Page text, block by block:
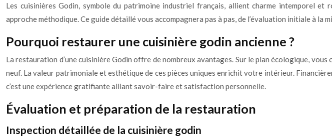
Les cuisinières Godin, symbole du patrimoine industriel français, allient charme intemporel
approche méthodique. Ce guide détaillé vous accompagnera pas à pas, de l’évaluation initiale à
Pourquoi restaurer une cuisinière godin ancienne ?
La restauration d’une cuisinière Godin offre de nombreux avantages. Sur le plan écologique,
neuf. La valeur patrimoniale et esthétique de ces pièces uniques enrichit votre intérieur.
c’est une expérience gratifiante alliant savoir-faire et satisfaction personnelle.
Évaluation et préparation de la restauration
Inspection détaillée de la cuisinière godin